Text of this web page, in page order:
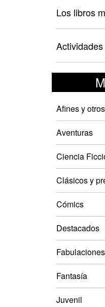
Los libros
Afines y otros
Aventuras
Ciencia
Clásicos y
Cómics
Destacados
Fabulaciones
Fantasía
Juvenil